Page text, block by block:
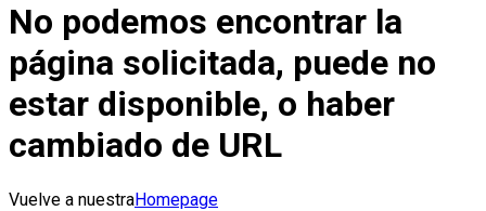
No podemos encontrar la
página solicitada, puede no
estar disponible, o haber
cambiado de URL
Vuelve a nuestraHomepage